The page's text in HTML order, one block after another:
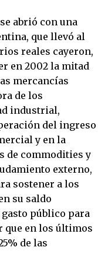
abrió con una
que llevó al
reales cayeron,
en 2002 la mitad
mercancías
de los
industrial,
del ingreso
y en la
de commodities y
externo,
sostener a los
su saldo
público para
que en los últimos
de las